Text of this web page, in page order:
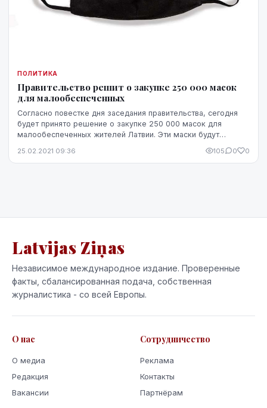
ПОЛИТИКА
Правительство решит о закупке 250 000 масок
для малообеспеченных
Согласно повестке дня заседания правительства, сегодня
будет принято решение о закупке 250 000 масок для
малообеспеченных жителей Латвии. Эти маски будут
25.02.2021 09:36 105 0 0
Latvijas Ziņas
Независимое международное издание. Проверенные
факты, сбалансированная подача, собственная
журналистика - со всей Европы.
О нас
О медиа
Редакция
Вакансии
Сотрудничество
Реклама
Контакты
Партнёрам